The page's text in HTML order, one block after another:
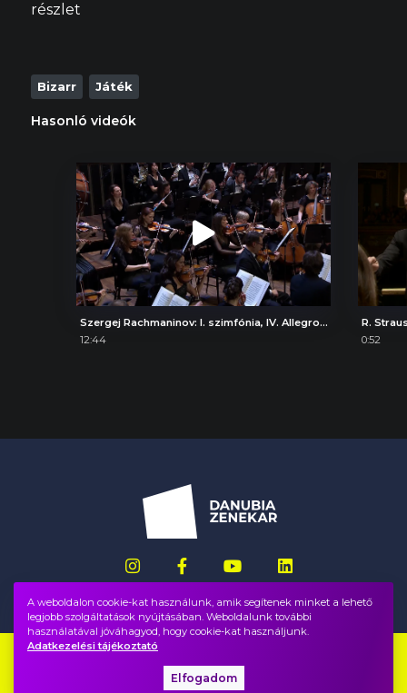
részlet
Bizarr Játék
Hasonló videók
Szergej Rachmaninov: I. szimfónia, IV. Allegro con fuoco
12:44
R.
0:52
A weboldalon cookie-kat használunk, amik segítenek minket a lehető
legjobb szolgáltatások nyújtásában. Weboldalunk további
használatával jóváhagyod, hogy cookie-kat használjunk.
Adatkezelési tájékoztató
Elfogadom
Impresszum